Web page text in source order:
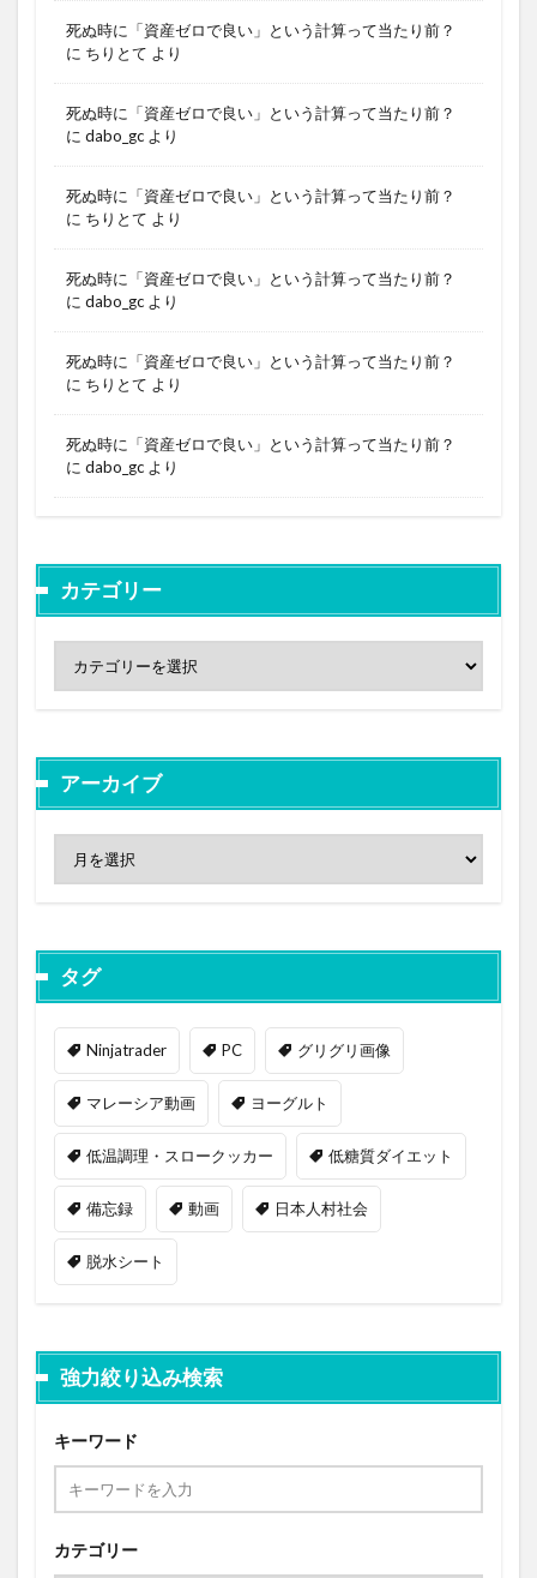
死ぬ時に「資産ゼロで良い」という計算って当たり前？
に ちりとて より
死ぬ時に「資産ゼロで良い」という計算って当たり前？
に dabo_gc より
死ぬ時に「資産ゼロで良い」という計算って当たり前？
に ちりとて より
死ぬ時に「資産ゼロで良い」という計算って当たり前？
に dabo_gc より
死ぬ時に「資産ゼロで良い」という計算って当たり前？
に ちりとて より
死ぬ時に「資産ゼロで良い」という計算って当たり前？
に dabo_gc より
カテゴリー
アーカイブ
タグ
Ninjatrader PC グリグリ画像
マレーシア動画 ヨーグルト
低温調理・スロークッカー 低糖質ダイエット
備忘録 動画 日本人村社会
脱水シート
強力絞り込み検索
キーワード
カテゴリー